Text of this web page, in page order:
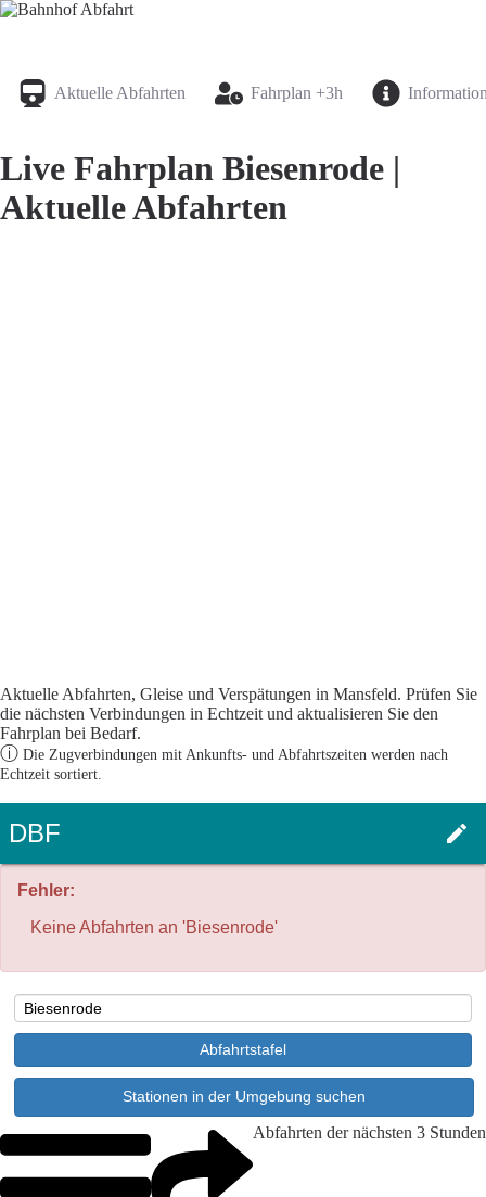
Aktuelle Abfahrten Fahrplan +3h
Live Fahrplan Biesenrode |
Aktuelle Abfahrten
Aktuelle Abfahrten, Gleise und Verspätungen in Mansfeld. Prüfen Sie
die nächsten Verbindungen in Echtzeit und aktualisieren Sie den
Fahrplan bei Bedarf.
ⓘ Die Zugverbindungen mit Ankunfts- und Abfahrtszeiten werden nach
Echtzeit sortiert.
Abfahrten der nächsten 3 Stunden